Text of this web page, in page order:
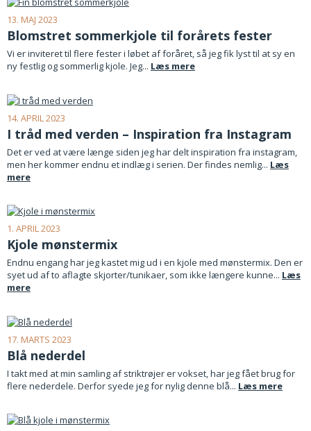
13. MAJ 2023
Blomstret sommerkjole til forårets fester
Vi er inviteret til flere fester i løbet af foråret, så jeg fik lyst til at sy en
ny festlig og sommerlig kjole. Jeg... Læs mere
14. APRIL 2023
I tråd med verden – Inspiration fra Instagram
Det er ved at være længe siden jeg har delt inspiration fra instagram,
men her kommer endnu et indlæg i serien. Der findes nemlig... Læs
mere
1. APRIL 2023
Kjole mønstermix
Endnu engang har jeg kastet mig ud i en kjole med mønstermix. Den er
syet ud af to aflagte skjorter/tunikaer, som ikke længere kunne... Læs
mere
17. MARTS 2023
Blå nederdel
I takt med at min samling af striktrøjer er vokset, har jeg fået brug for
flere nederdele. Derfor syede jeg for nylig denne blå... Læs mere